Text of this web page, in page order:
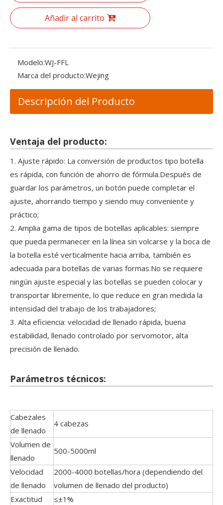
Añadir al carrito
Modelo:WJ-FFL
Marca del producto:Wejing
Descripción del Producto
Ventaja del producto:
1. Ajuste rápido: La conversión de productos tipo botella
es rápida, con función de ahorro de fórmula.Después de
guardar los parámetros, un botón puede completar el
ajuste, ahorrando tiempo y siendo muy conveniente y
práctico;
2. Amplia gama de tipos de botellas aplicables: siempre
que pueda permanecer en la línea sin volcarse y la boca de
la botella esté verticalmente hacia arriba, también es
adecuada para botellas de varias formas.No se requiere
ningún ajuste especial y las botellas se pueden colocar y
transportar libremente, lo que reduce en gran medida la
intensidad del trabajo de los trabajadores;
3. Alta eficiencia: velocidad de llenado rápida, buena
estabilidad, llenado controlado por servomotor, alta
precisión de llenado.
Parámetros técnicos:
Cabezales
de llenado
4 cabezas
Volumen de
llenado
500-5000ml
Velocidad
de llenado
2000-4000 botellas/hora (dependiendo del
volumen de llenado del producto)
Exactitud
≤±1%